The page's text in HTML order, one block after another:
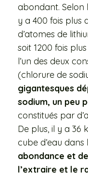
abondant. Selon
y a 400 fois plus
d’atomes de
soit 1200 fois
l’un des deux
(chlorure de
gigantesques
sodium, un peu
constitués par
De plus, il y a 36
cube d’eau dans
abondance et
l’extraire et le